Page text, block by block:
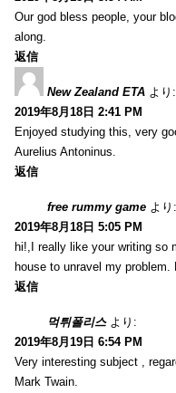
Our god bless people, your
along.
返信
New Zealand ETA より:
2019年8月18日 2:41 PM
Enjoyed studying this, very
Aurelius Antoninus.
返信
free rummy game より:
2019年8月18日 5:05 PM
hi!,I really like your writing so
house to unravel my problem.
返信
먹튀폴리스 より:
2019年8月19日 6:54 PM
Very interesting subject ,
Mark Twain.